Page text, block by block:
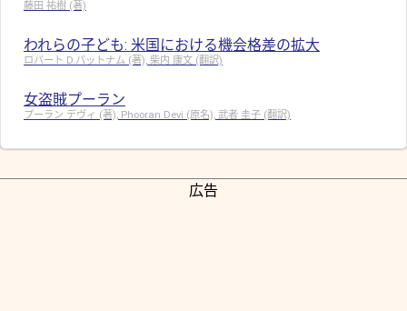
藤田 祐樹 (著)
われらの子ども: 米国における機会格差の拡大
ロバート D.パットナム (著), 柴内 康文 (翻訳)
女盗賊プーラン
プーラン デヴィ (著), Phooran Devi (原名), 武者 圭子 (翻訳)
広告